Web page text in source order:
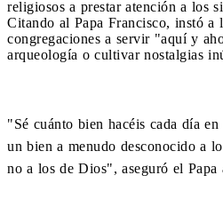
religiosos a prestar atención a los
Citando al Papa Francisco, instó a
congregaciones a servir "aquí y
arqueología o cultivar nostalgias
"Sé cuánto bien hacéis cada día
un bien a menudo desconocido a
no a los de Dios", aseguró el